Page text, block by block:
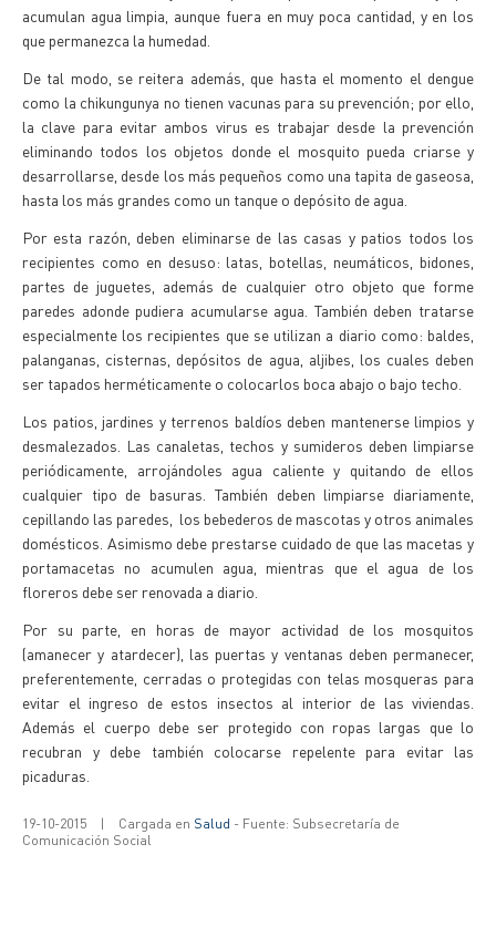
acumulan agua limpia, aunque fuera en muy poca cantidad, y en los
que permanezca la humedad.
De tal modo, se reitera además, que hasta el momento el dengue
como la chikungunya no tienen vacunas para su prevención; por ello,
la clave para evitar ambos virus es trabajar desde la prevención
eliminando todos los objetos donde el mosquito pueda criarse y
desarrollarse, desde los más pequeños como una tapita de gaseosa,
hasta los más grandes como un tanque o depósito de agua.
Por esta razón, deben eliminarse de las casas y patios todos los
recipientes como en desuso: latas, botellas, neumáticos, bidones,
partes de juguetes, además de cualquier otro objeto que forme
paredes adonde pudiera acumularse agua. También deben tratarse
especialmente los recipientes que se utilizan a diario como: baldes,
palanganas, cisternas, depósitos de agua, aljibes, los cuales deben
ser tapados herméticamente o colocarlos boca abajo o bajo techo.
Los patios, jardines y terrenos baldíos deben mantenerse limpios y
desmalezados. Las canaletas, techos y sumideros deben limpiarse
periódicamente, arrojándoles agua caliente y quitando de ellos
cualquier tipo de basuras. También deben limpiarse diariamente,
cepillando las paredes, los bebederos de mascotas y otros animales
domésticos. Asimismo debe prestarse cuidado de que las macetas y
portamacetas no acumulen agua, mientras que el agua de los
floreros debe ser renovada a diario.
Por su parte, en horas de mayor actividad de los mosquitos
(amanecer y atardecer), las puertas y ventanas deben permanecer,
preferentemente, cerradas o protegidas con telas mosqueras para
evitar el ingreso de estos insectos al interior de las viviendas.
Además el cuerpo debe ser protegido con ropas largas que lo
recubran y debe también colocarse repelente para evitar las
picaduras.
19-10-2015 | Cargada en Salud - Fuente: Subsecretaría de
Comunicación Social